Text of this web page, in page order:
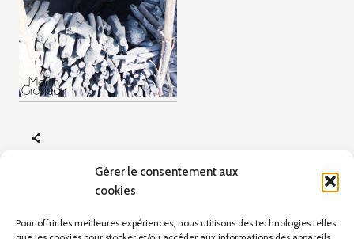
Gérer le consentement aux
cookies
Pour offrir les meilleures expériences, nous utilisons des technologies telles
Scènes de vie